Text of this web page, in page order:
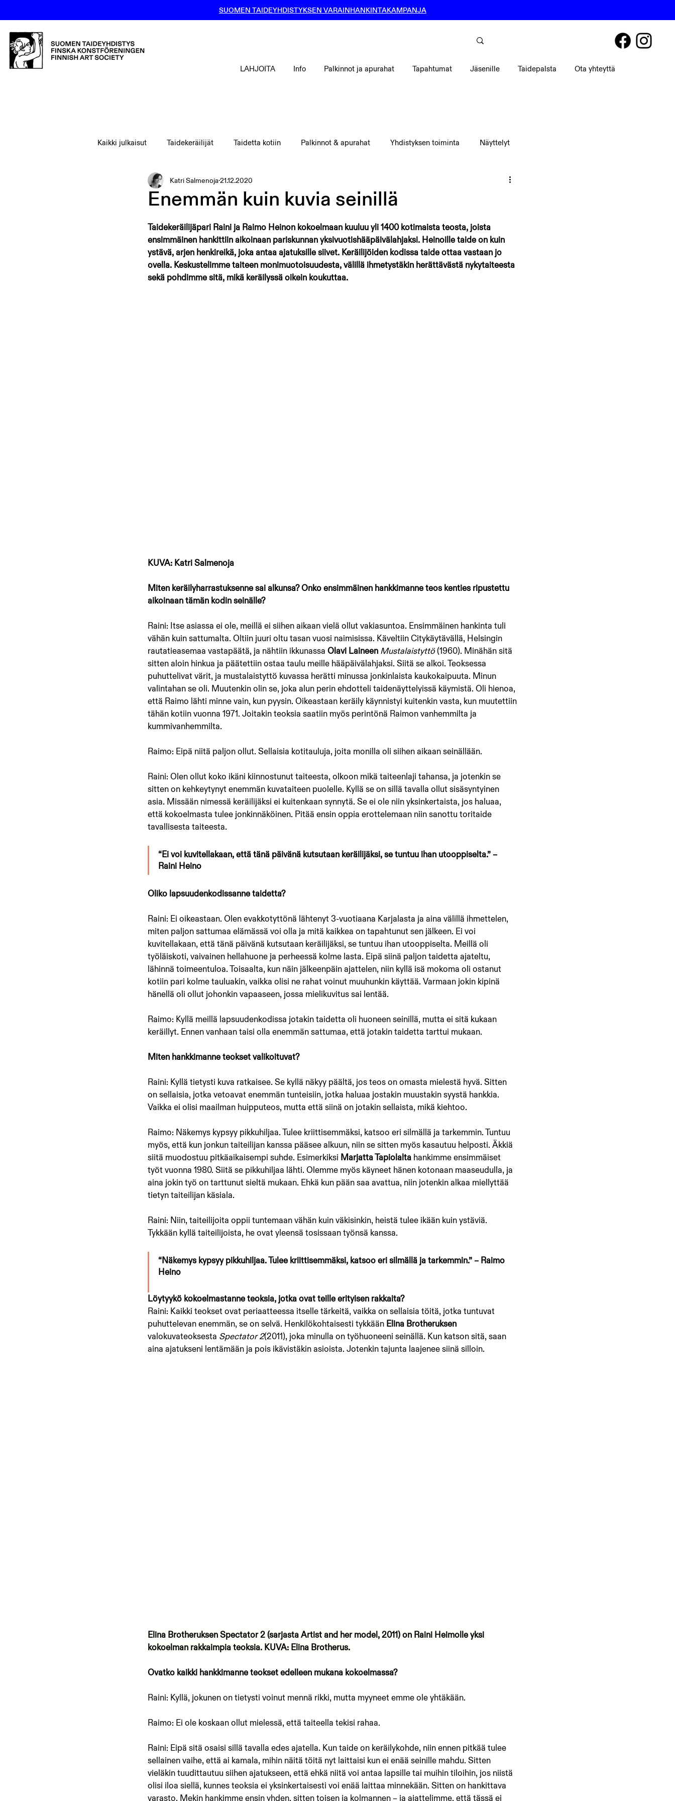
SUOMEN TAIDEYHDISTYKSEN VARAINHANKINTAKAMPANJA
LAHJOITA Info Palkinnot ja apurahat Tapahtumat Jäsenille Taidepalsta Ota yhteyttä
Kaikki julkaisut Taidekeräilijät Taidetta kotiin Palkinnot & apurahat Yhdistyksen toiminta Näyttelyt
Enemmän kuin kuvia seinillä
Katri Salmenoja21.12.2020
Taidekeräilijäpari Raini ja Raimo Heinon kokoelmaan kuuluu yli 1400 kotimaista teosta, joista
ensimmäinen hankittiin aikoinaan pariskunnan yksivuotishääpäivälahjaksi. Heinoille taide on kuin
ystävä, arjen henkireikä, joka antaa ajatuksille siivet. Keräilijöiden kodissa taide ottaa vastaan jo
ovella. Keskustelimme taiteen monimuotoisuudesta, välillä ihmetystäkin herättävästä nykytaiteesta
sekä pohdimme sitä, mikä keräilyssä oikein koukuttaa.
KUVA: Katri Salmenoja
Miten keräilyharrastuksenne sai alkunsa? Onko ensimmäinen hankkimanne teos kenties ripustettu
aikoinaan tämän kodin seinälle?
Raini: Itse asiassa ei ole, meillä ei siihen aikaan vielä ollut vakiasuntoa. Ensimmäinen hankinta tuli
vähän kuin sattumalta. Oltiin juuri oltu tasan vuosi naimisissa. Käveltiin Citykäytävällä, Helsingin
rautatieasemaa vastapäätä, ja nähtiin ikkunassa Olavi Laineen Mustalaistyttö (1960). Minähän sitä
sitten aloin hinkua ja päätettiin ostaa taulu meille hääpäivälahjaksi. Siitä se alkoi. Teoksessa
puhuttelivat värit, ja mustalaistyttö kuvassa herätti minussa jonkinlaista kaukokaipuuta. Minun
valintahan se oli. Muutenkin olin se, joka alun perin ehdotteli taidenäyttelyissä käymistä. Oli hienoa,
että Raimo lähti minne vain, kun pyysin. Oikeastaan keräily käynnistyi kuitenkin vasta, kun muutettiin
tähän kotiin vuonna 1971. Joitakin teoksia saatiin myös perintönä Raimon vanhemmilta ja
kummivanhemmilta.
Raimo: Eipä niitä paljon ollut. Sellaisia kotitauluja, joita monilla oli siihen aikaan seinällään.
Raini: Olen ollut koko ikäni kiinnostunut taiteesta, olkoon mikä taiteenlaji tahansa, ja jotenkin se
sitten on kehkeytynyt enemmän kuvataiteen puolelle. Kyllä se on sillä tavalla ollut sisäsyntyinen
asia. Missään nimessä keräilijäksi ei kuitenkaan synnytä. Se ei ole niin yksinkertaista, jos haluaa,
että kokoelmasta tulee jonkinnäköinen. Pitää ensin oppia erottelemaan niin sanottu toritaide
tavallisesta taiteesta.
“Ei voi kuvitellakaan, että tänä päivänä kutsutaan keräilijäksi, se tuntuu ihan utooppiselta.” –
Raini Heino
Oliko lapsuudenkodissanne taidetta?
Raini: Ei oikeastaan. Olen evakkotyttönä lähtenyt 3-vuotiaana Karjalasta ja aina välillä ihmettelen,
miten paljon sattumaa elämässä voi olla ja mitä kaikkea on tapahtunut sen jälkeen. Ei voi
kuvitellakaan, että tänä päivänä kutsutaan keräilijäksi, se tuntuu ihan utooppiselta. Meillä oli
työläiskoti, vaivainen hellahuone ja perheessä kolme lasta. Eipä siinä paljon taidetta ajateltu,
lähinnä toimeentuloa. Toisaalta, kun näin jälkeenpäin ajattelen, niin kyllä isä mokoma oli ostanut
kotiin pari kolme tauluakin, vaikka olisi ne rahat voinut muuhunkin käyttää. Varmaan jokin kipinä
hänellä oli ollut johonkin vapaaseen, jossa mielikuvitus sai lentää.
Raimo: Kyllä meillä lapsuudenkodissa jotakin taidetta oli huoneen seinillä, mutta ei sitä kukaan
keräillyt. Ennen vanhaan taisi olla enemmän sattumaa, että jotakin taidetta tarttui mukaan.
Miten hankkimanne teokset valikoituvat?
Raini: Kyllä tietysti kuva ratkaisee. Se kyllä näkyy päältä, jos teos on omasta mielestä hyvä. Sitten
on sellaisia, jotka vetoavat enemmän tunteisiin, jotka haluaa jostakin muustakin syystä hankkia.
Vaikka ei olisi maailman huipputeos, mutta että siinä on jotakin sellaista, mikä kiehtoo.
Raimo: Näkemys kypsyy pikkuhiljaa. Tulee kriittisemmäksi, katsoo eri silmällä ja tarkemmin. Tuntuu
myös, että kun jonkun taiteilijan kanssa pääsee alkuun, niin se sitten myös kasautuu helposti. Äkkiä
siitä muodostuu pitkäaikaisempi suhde. Esimerkiksi Marjatta Tapiolalta hankimme ensimmäiset
työt vuonna 1980. Siitä se pikkuhiljaa lähti. Olemme myös käyneet hänen kotonaan maaseudulla, ja
aina jokin työ on tarttunut sieltä mukaan. Ehkä kun pään saa avattua, niin jotenkin alkaa miellyttää
tietyn taiteilijan käsiala.
Raini: Niin, taiteilijoita oppii tuntemaan vähän kuin väkisinkin, heistä tulee ikään kuin ystäviä.
Tykkään kyllä taiteilijoista, he ovat yleensä tosissaan työnsä kanssa.
“Näkemys kypsyy pikkuhiljaa. Tulee kriittisemmäksi, katsoo eri silmällä ja tarkemmin.” – Raimo
Heino
Löytyykö kokoelmastanne teoksia, jotka ovat teille erityisen rakkaita?
Raini: Kaikki teokset ovat periaatteessa itselle tärkeitä, vaikka on sellaisia töitä, jotka tuntuvat
puhuttelevan enemmän, se on selvä. Henkilökohtaisesti tykkään Elina Brotheruksen
valokuvateoksesta Spectator 2(2011), joka minulla on työhuoneeni seinällä. Kun katson sitä, saan
aina ajatukseni lentämään ja pois ikävistäkin asioista. Jotenkin tajunta laajenee siinä silloin.
Elina Brotheruksen Spectator 2 (sarjasta Artist and her model, 2011) on Raini Heimolle yksi
kokoelman rakkaimpia teoksia. KUVA: Elina Brotherus.
Ovatko kaikki hankkimanne teokset edelleen mukana kokoelmassa?
Raini: Kyllä, jokunen on tietysti voinut mennä rikki, mutta myyneet emme ole yhtäkään.
Raimo: Ei ole koskaan ollut mielessä, että taiteella tekisi rahaa.
Raini: Eipä sitä osaisi sillä tavalla edes ajatella. Kun taide on keräilykohde, niin ennen pitkää tulee
sellainen vaihe, että ai kamala, mihin näitä töitä nyt laittaisi kun ei enää seinille mahdu. Sitten
vieläkin tuudittautuu siihen ajatukseen, että ehkä niitä voi antaa lapsille tai muihin tiloihin, jos niistä
olisi iloa siellä, kunnes teoksia ei yksinkertaisesti voi enää laittaa minnekään. Sitten on hankittava
varasto. Mekin hankimme ensin yhden, sitten toisen ja kolmannen – ja ajattelimme, että tässä ei